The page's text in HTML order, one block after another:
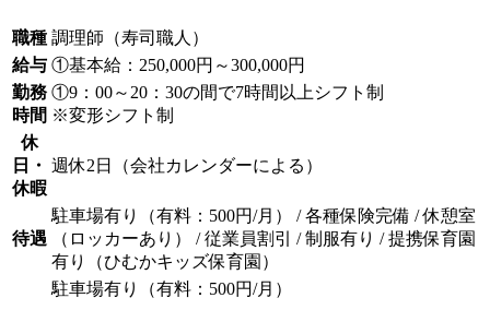
職種 調理師（寿司職人）
給与 ①基本給：250,000円～300,000円
勤務
時間
①9：00～20：30の間で7時間以上シフト制
※変形シフト制
休
日・
休暇
週休2日（会社カレンダーによる）
待遇
駐車場有り（有料：500円/月） / 各種保険完備 / 休憩室
（ロッカーあり） / 従業員割引 / 制服有り / 提携保育園
有り（ひむかキッズ保育園）
駐車場有り（有料：500円/月）